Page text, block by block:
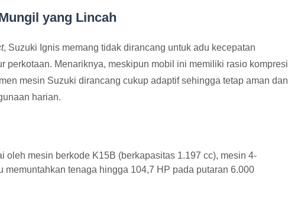
yang Lincah
, Suzuki Ignis memang tidak dirancang untuk adu kecepatan
perkotaan. Menariknya, meskipun mobil ini memiliki rasio kompresi
mesin Suzuki dirancang cukup adaptif sehingga tetap aman dan
harian.
oleh mesin berkode K15B (berkapasitas 1.197 cc), mesin 4-
memuntahkan tenaga hingga 104,7 HP pada putaran 6.000